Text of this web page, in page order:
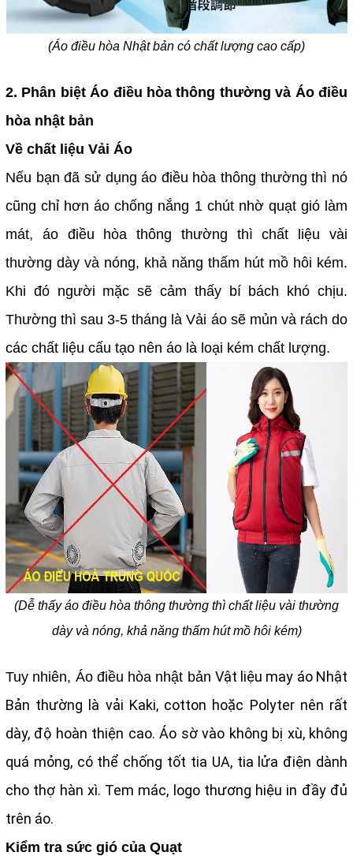
(Áo điều hòa Nhật bản có chất lượng cao cấp)
2. Phân biệt Áo điều hòa thông thường và Áo điều
hòa nhật bản
Về chất liệu Vải Áo
Nếu bạn đã sử dụng áo điều hòa thông thường thì nó
cũng chỉ hơn áo chống nắng 1 chút nhờ quạt gió làm
mát, áo điều hòa thông thường thì chất liệu vài
thường dày và nóng, khả năng thấm hút mồ hôi kém.
Khi đó người mặc sẽ cảm thấy bí bách khó chịu.
Thường thì sau 3-5 tháng là Vải áo sẽ mủn và rách do
các chất liệu cấu tạo nên áo là loại kém chất lượng.
(Dễ thấy áo điều hòa thông thường thì chất liệu vài thường
dày và nóng, khả năng thấm hút mồ hôi kém)
Tuy nhiên, Áo điều hòa nhật bản Vật liệu may áo Nhật
Bản thường là vải Kaki, cotton hoặc Polyter nên rất
dày, độ hoàn thiện cao. Áo sờ vào không bị xù, không
quá mỏng, có thể chống tốt tia UA, tia lửa điện dành
cho thợ hàn xì. Tem mác, logo thương hiệu in đầy đủ
trên áo.
Kiểm tra sức gió của Quạt